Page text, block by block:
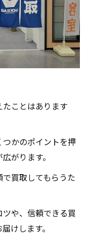
ことはあります
かのポイントを押
がります。
買取してもらうた
や、信頼できる買
けします。